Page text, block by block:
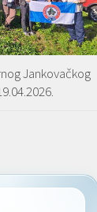
Jankovačkog